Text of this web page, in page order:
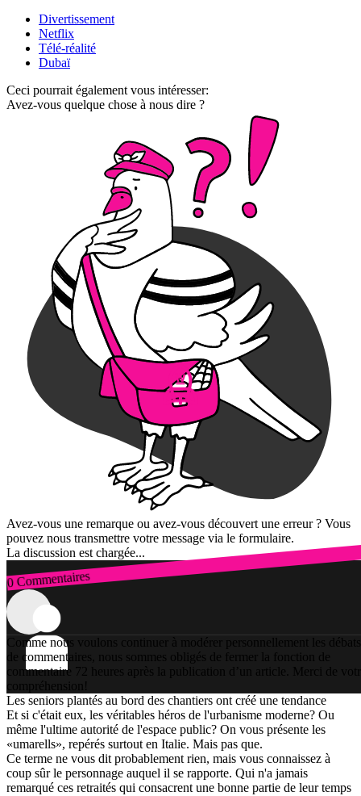
Divertissement
Netflix
Télé-réalité
Dubaï
Ceci pourrait également vous intéresser:
Avez-vous quelque chose à nous dire ?
Avez-vous une remarque ou avez-vous découvert une erreur ? Vous
pouvez nous transmettre votre message via le formulaire.
La discussion est chargée...
0 Commentaires
Connexion
Comme nous voulons continuer à modérer personnellement les débats
de commentaires, nous sommes obligés de fermer la fonction de
commentaire 72 heures après la publication d’un article. Merci de
compréhension!
Les seniors plantés au bord des chantiers ont créé une tendance
Et si c'était eux, les véritables héros de l'urbanisme moderne? Ou
même l'ultime autorité de l'espace public? On vous présente les
«umarells», repérés surtout en Italie. Mais pas que.
Ce terme ne vous dit probablement rien, mais vous connaissez à
coup sûr le personnage auquel il se rapporte. Qui n'a jamais
remarqué ces retraités qui consacrent une bonne partie de leur temps